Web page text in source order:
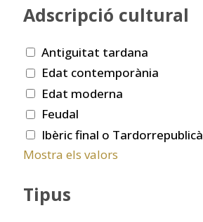
Adscripció cultural
Antiguitat tardana
Edat contemporània
Edat moderna
Feudal
Ibèric final o Tardorrepublicà
Mostra els valors
Tipus